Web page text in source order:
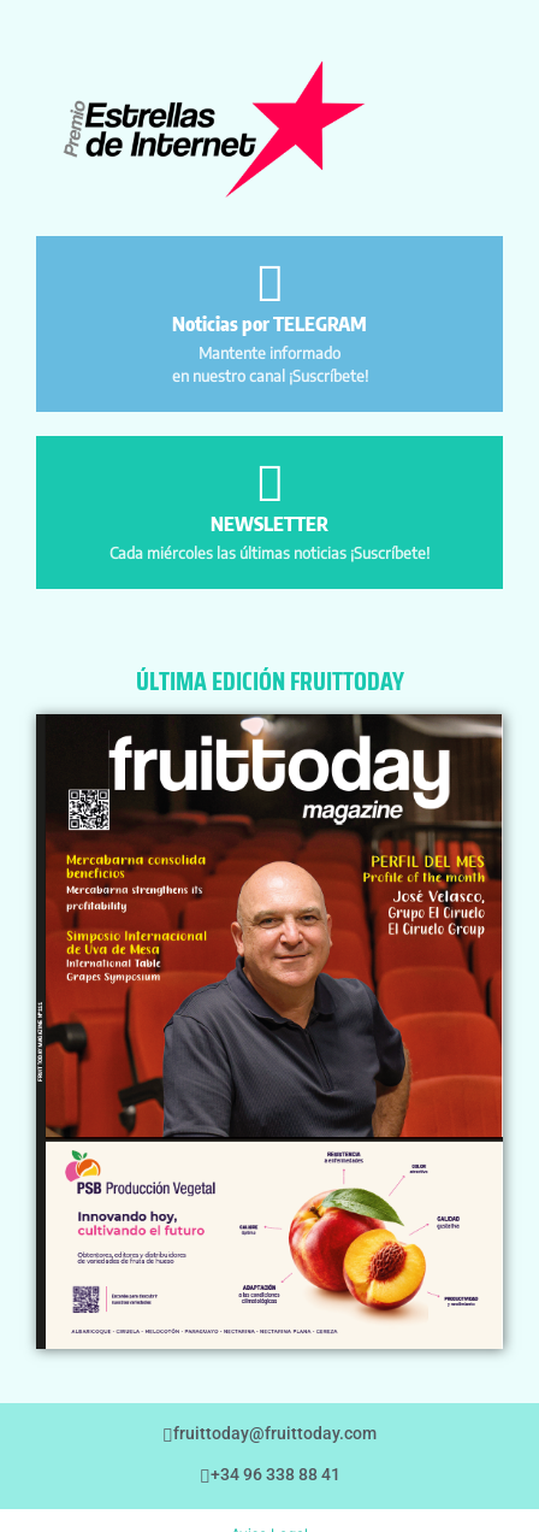
Noticias por TELEGRAM
Mantente informado
en nuestro canal ¡Suscríbete!
NEWSLETTER
Cada miércoles las últimas noticias ¡Suscríbete!
ÚLTIMA EDICIÓN FRUITTODAY
fruittoday@fruittoday.com
+34 96 338 88 41